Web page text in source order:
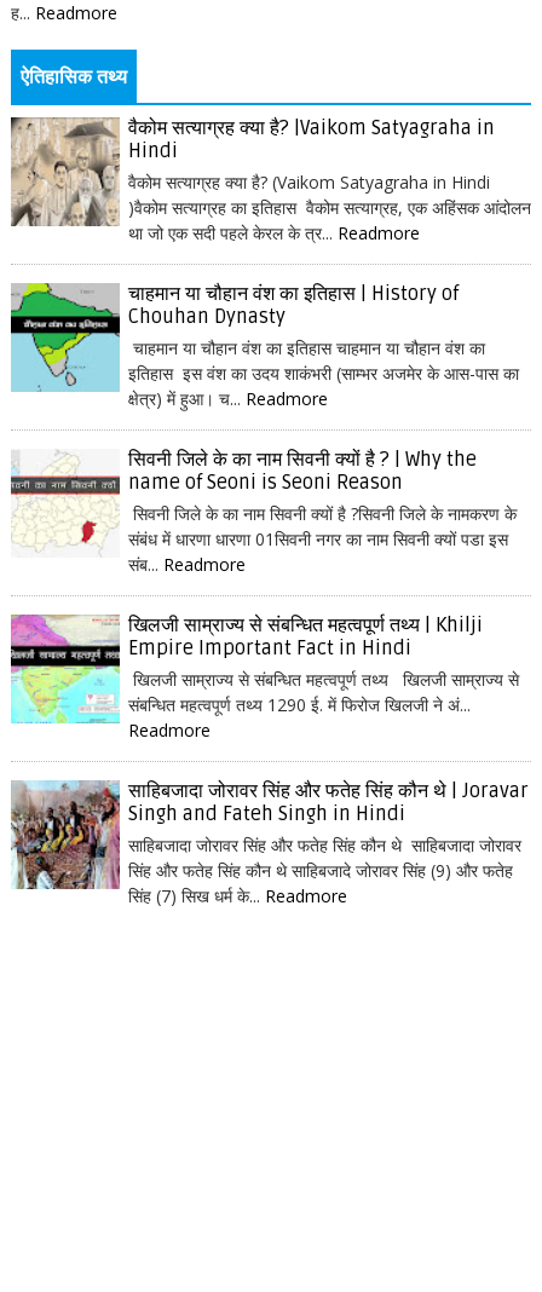
ह... Readmore
ऐतिहासिक तथ्य
वैकोम सत्याग्रह क्या है? |Vaikom Satyagraha in
Hindi
वैकोम सत्याग्रह क्या है? (Vaikom Satyagraha in Hindi
)वैकोम सत्याग्रह का इतिहास वैकोम सत्याग्रह, एक अहिंसक आंदोलन
था जो एक सदी पहले केरल के त्र... Readmore
चाहमान या चौहान वंश का इतिहास | History of
Chouhan Dynasty
चाहमान या चौहान वंश का इतिहास चाहमान या चौहान वंश का
इतिहास इस वंश का उदय शाकंभरी (साम्भर अजमेर के आस-पास का
क्षेत्र) में हुआ। च... Readmore
सिवनी जिले के का नाम सिवनी क्यों है ? | Why the
name of Seoni is Seoni Reason
सिवनी जिले के का नाम सिवनी क्यों है ?सिवनी जिले के नामकरण के
संबंध में धारणा धारणा 01सिवनी नगर का नाम सिवनी क्यों पडा इस
संब... Readmore
खिलजी साम्राज्य से संबन्धित महत्वपूर्ण तथ्य | Khilji
Empire Important Fact in Hindi
खिलजी साम्राज्य से संबन्धित महत्वपूर्ण तथ्य खिलजी साम्राज्य से
संबन्धित महत्वपूर्ण तथ्य 1290 ई. में फिरोज खिलजी ने अं...
Readmore
साहिबजादा जोरावर सिंह और फतेह सिंह कौन थे | Joravar
Singh and Fateh Singh in Hindi
साहिबजादा जोरावर सिंह और फतेह सिंह कौन थे साहिबजादा जोरावर
सिंह और फतेह सिंह कौन थे साहिबजादे जोरावर सिंह (9) और फतेह
सिंह (7) सिख धर्म के... Readmore